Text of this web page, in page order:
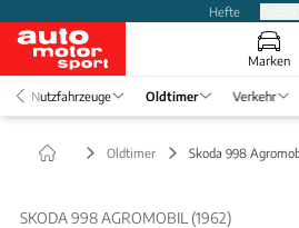
Hefte
Marken
Nutzfahrzeuge Oldtimer Verkehr
Oldtimer Skoda 998
SKODA 998 AGROMOBIL (1962)